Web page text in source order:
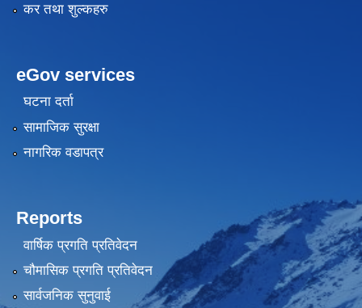
कर तथा शुल्कहरु
eGov services
घटना दर्ता
सामाजिक सुरक्षा
नागरिक वडापत्र
Reports
वार्षिक प्रगति प्रतिवेदन
चौमासिक प्रगति प्रतिवेदन
सार्वजनिक सुनुवाई